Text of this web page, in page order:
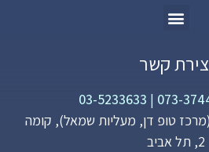
קשר
073-
|
03-5233633
פנחס רוזן 72 (מרכז טופ דן, מעליות שמאל), קומה
2, תל אביב